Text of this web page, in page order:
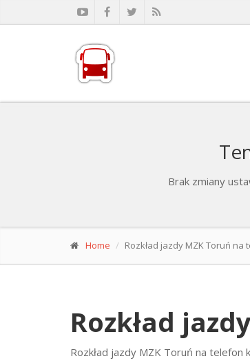
Brak zmiany
Home Rozkład jazdy MZK Toruń
Rozkład
Rozkład jazdy MZK Toruń na telefon